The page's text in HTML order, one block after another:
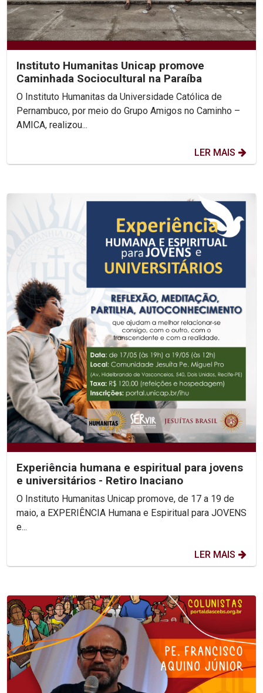
Instituto Humanitas Unicap promove
Caminhada Sociocultural na Paraíba
O Instituto Humanitas da Universidade Católica de
Pernambuco, por meio do Grupo Amigos no Caminho –
AMICA, realizou...
LER MAIS
Experiência humana e espiritual para jovens
e universitários - Retiro Inaciano
O Instituto Humanitas Unicap promove, de 17 a 19 de
maio, a EXPERIÊNCIA Humana e Espiritual para JOVENS
e...
LER MAIS